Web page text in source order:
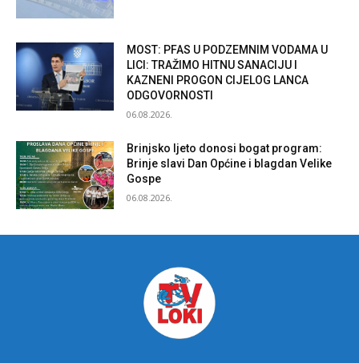
MOST: PFAS U PODZEMNIM VODAMA U
LICI: TRAŽIMO HITNU SANACIJU I
KAZNENI PROGON CIJELOG LANCA
ODGOVORNOSTI
06.08.2026.
Brinjsko ljeto donosi bogat program:
Brinje slavi Dan Općine i blagdan Velike
Gospe
06.08.2026.